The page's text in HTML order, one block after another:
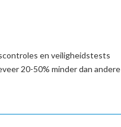
en veiligheidstests
20-50% minder dan andere